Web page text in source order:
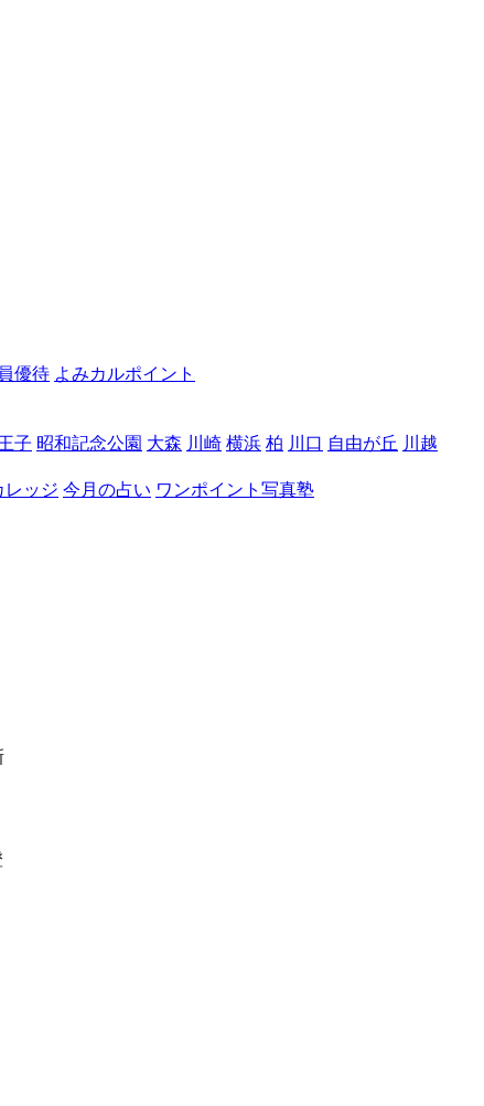
優待 よみカルポイント
子 昭和記念公園 大森 川崎 横浜 柏 川口 自由が丘 川越
レッジ 今月の占い ワンポイント写真塾